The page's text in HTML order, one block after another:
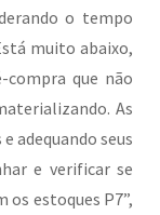
o tempo
muito abaixo,
que não
As
adequando seus
e verificar se
os estoques P7”,